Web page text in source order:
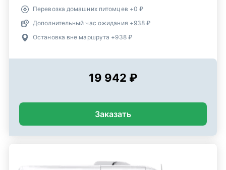
Перевозка домашних питомцев +0 ₽
Дополнительный час ожидания +938 ₽
Остановка вне маршрута +938 ₽
19 942 ₽
Заказать